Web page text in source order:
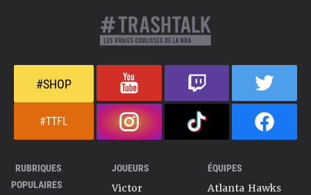
#SHOP
#TTFL
RUBRIQUES
POPULAIRES
JOUEURS
Victor
ÉQUIPES
Atlanta Hawks